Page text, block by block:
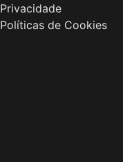
Privacidade
Políticas de Cookies